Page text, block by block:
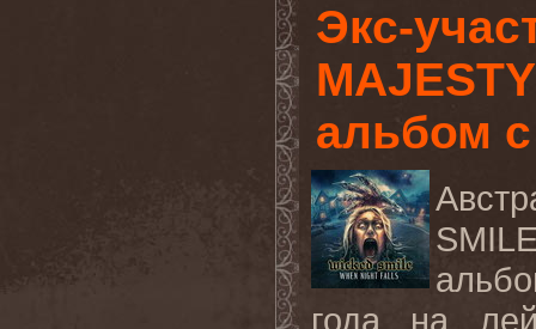
Экс-
альбом с
года на